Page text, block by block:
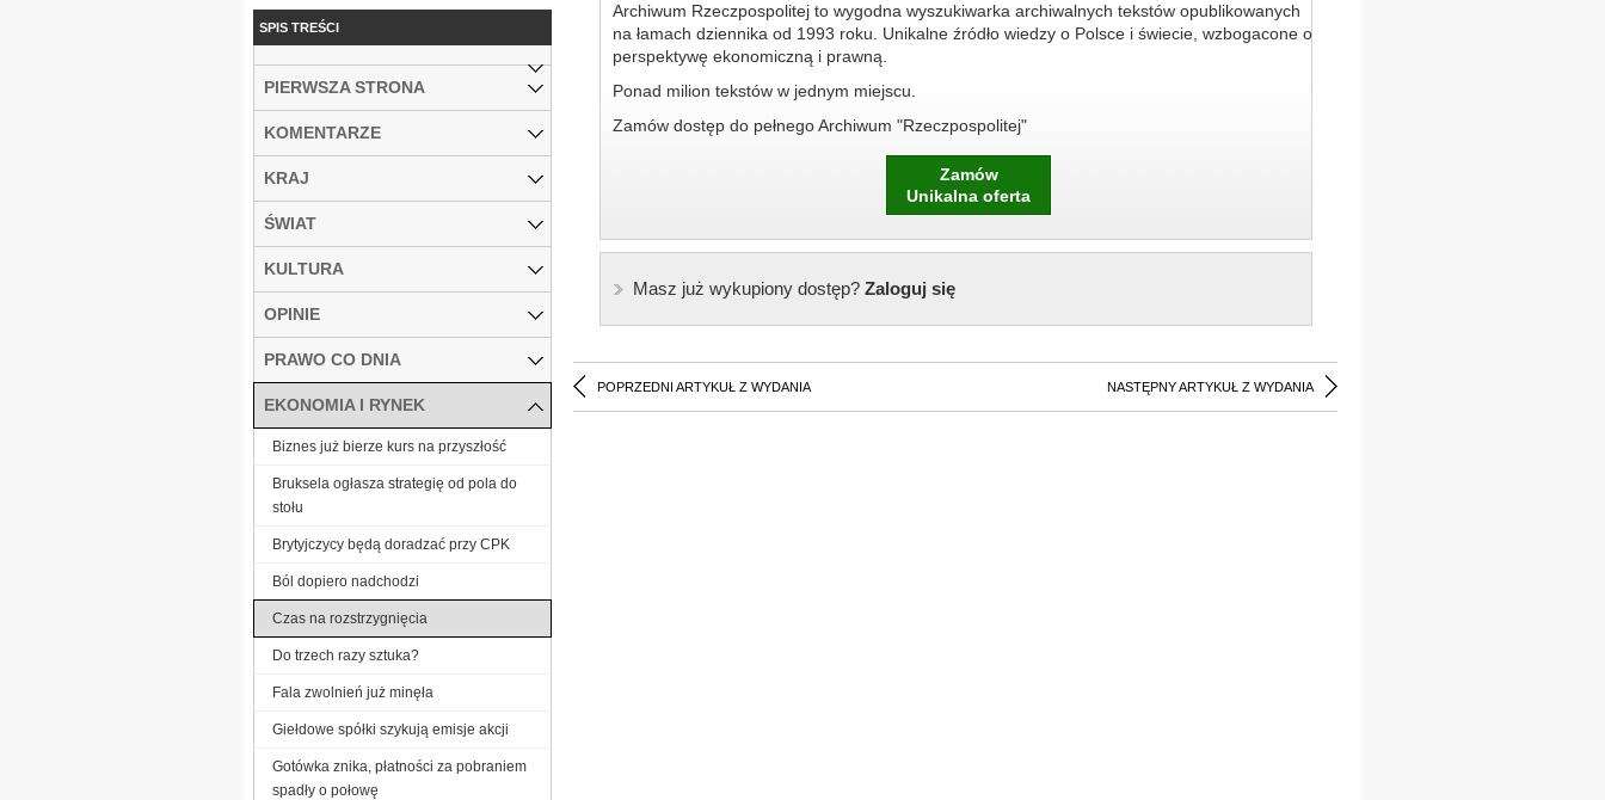
Archiwum Rzeczpospolitej to wygodna wyszukiwarka archiwalnych tekstów opublikowanych
na łamach dziennika od 1993 roku. Unikalne źródło wiedzy o Polsce i świecie, wzbogacone o
perspektywę ekonomiczną i prawną.
Ponad milion tekstów w jednym miejscu.
Zamów dostęp do pełnego Archiwum "Rzeczpospolitej"
Zamów
Unikalna oferta
Masz już wykupiony dostęp?Zaloguj się
POPRZEDNI ARTYKUŁ Z WYDANIA NASTĘPNY ARTYKUŁ Z WYDANIA
SPIS TREŚCI
PIERWSZA STRONA
KOMENTARZE
KRAJ
ŚWIAT
KULTURA
OPINIE
PRAWO CO DNIA
EKONOMIA I RYNEK
Biznes już bierze kurs na przyszłość
Bruksela ogłasza strategię od pola do
stołu
Brytyjczycy będą doradzać przy CPK
Ból dopiero nadchodzi
Czas na rozstrzygnięcia
Do trzech razy sztuka?
Fala zwolnień już minęła
Giełdowe spółki szykują emisje akcji
Gotówka znika, płatności za pobraniem
spadły o połowę